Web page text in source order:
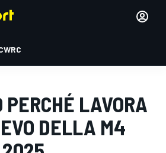
WRC
PERCHÉ LAVORA
DELLA M4